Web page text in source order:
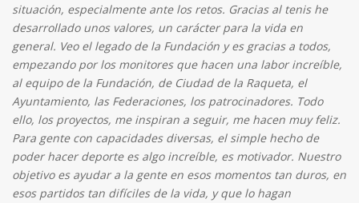
situación, especialmente ante los retos. Gracias al tenis he
desarrollado unos valores, un carácter para la vida en
general. Veo el legado de la Fundación y es gracias a todos,
empezando por los monitores que hacen una labor increíble,
al equipo de la Fundación, de Ciudad de la Raqueta, el
Ayuntamiento, las Federaciones, los patrocinadores. Todo
ello, los proyectos, me inspiran a seguir, me hacen muy feliz.
Para gente con capacidades diversas, el simple hecho de
poder hacer deporte es algo increíble, es motivador. Nuestro
objetivo es ayudar a la gente en esos momentos tan duros, en
esos partidos tan difíciles de la vida, y que lo hagan